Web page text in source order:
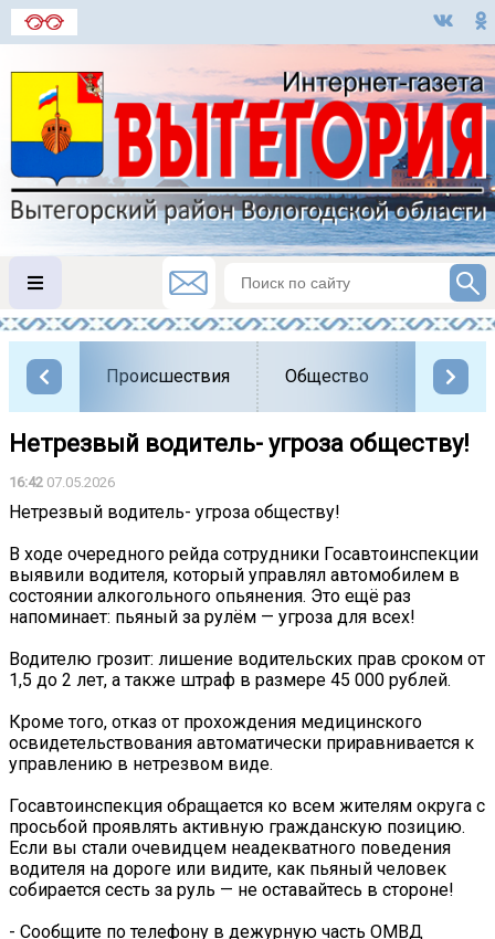
Происшествия Общество Власть
Нетрезвый водитель- угроза обществу!
16:42 07.05.2026
Нетрезвый водитель- угроза обществу!
В ходе очередного рейда сотрудники Госавтоинспекции
выявили водителя, который управлял автомобилем в
состоянии алкогольного опьянения. Это ещё раз
напоминает: пьяный за рулём — угроза для всех!
️Водителю грозит: лишение водительских прав сроком от
1,5 до 2 лет, а также штраф в размере 45 000 рублей.
️Кроме того, отказ от прохождения медицинского
освидетельствования автоматически приравнивается к
управлению в нетрезвом виде.
Госавтоинспекция обращается ко всем жителям округа с
просьбой проявлять активную гражданскую позицию.
Если вы стали очевидцем неадекватного поведения
водителя на дороге или видите, как пьяный человек
собирается сесть за руль — не оставайтесь в стороне!
- Сообщите по телефону в дежурную часть ОМВД